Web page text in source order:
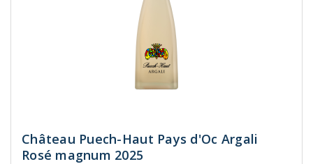
Château Puech-Haut Pays d'Oc Argali
Rosé magnum 2025